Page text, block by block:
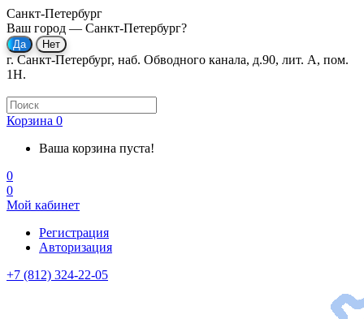
Санкт-Петербург
Ваш город — Санкт-Петербург?
г. Санкт-Петербург, наб. Обводного канала, д.90, лит. А, пом.
1Н.
Корзина 0
Ваша корзина пуста!
0
0
Мой кабинет
Регистрация
Авторизация
+7 (812) 324-22-05